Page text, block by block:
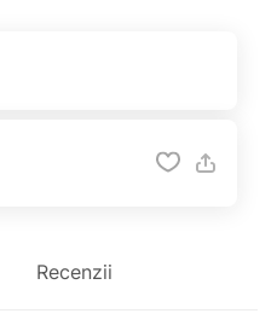
Recenzii